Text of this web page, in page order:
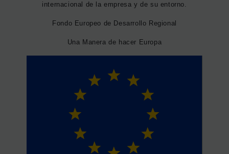
internacional de la empresa y de su entorno.
Fondo Europeo de Desarrollo Regional
Una Manera de hacer Europa